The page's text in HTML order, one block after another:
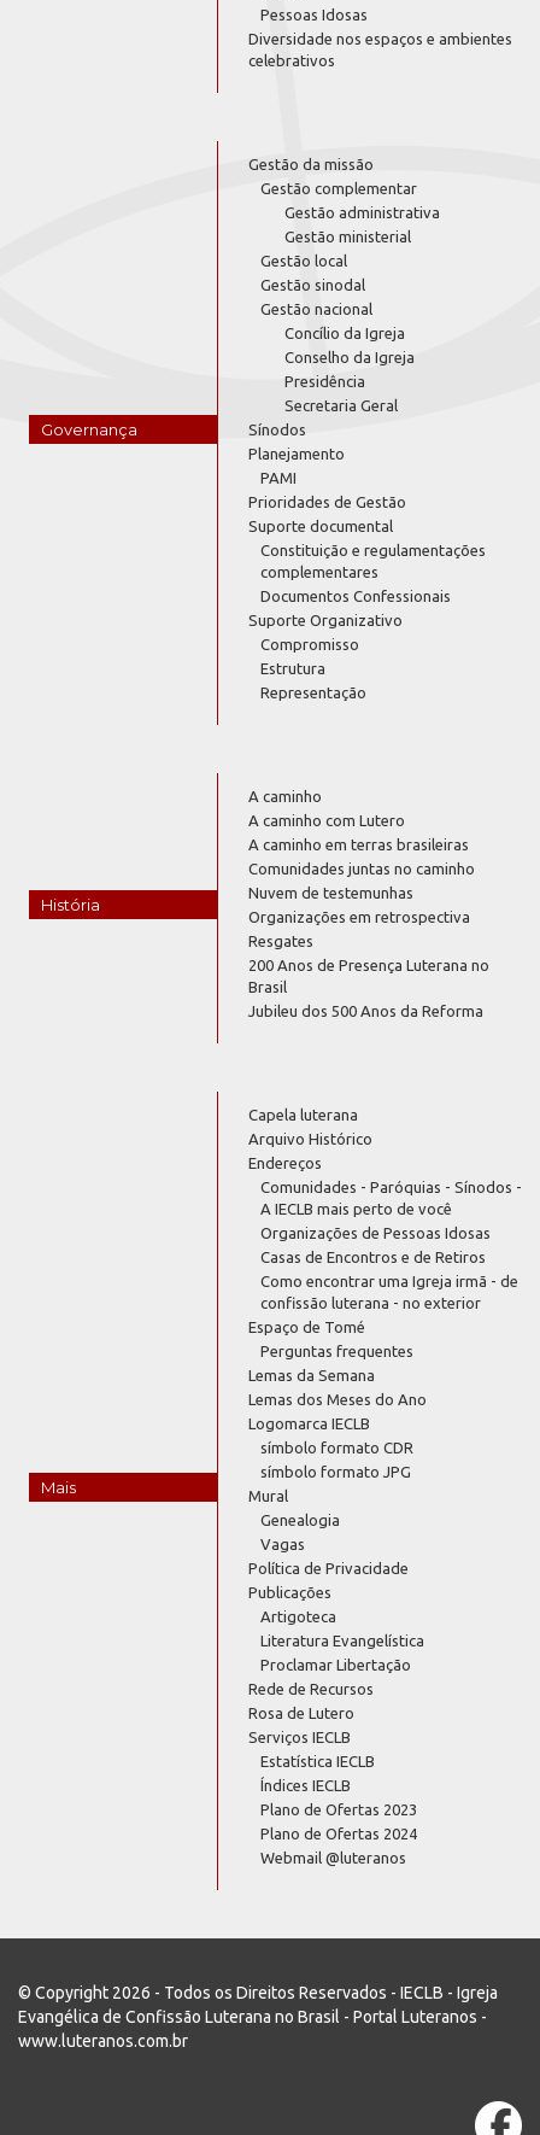
Pessoas Idosas
Diversidade nos espaços e ambientes
celebrativos
Governança
Gestão da missão
Gestão complementar
Gestão administrativa
Gestão ministerial
Gestão local
Gestão sinodal
Gestão nacional
Concílio da Igreja
Conselho da Igreja
Presidência
Secretaria Geral
Sínodos
Planejamento
PAMI
Prioridades de Gestão
Suporte documental
Constituição e regulamentações
complementares
Documentos Confessionais
Suporte Organizativo
Compromisso
Estrutura
Representação
História
A caminho
A caminho com Lutero
A caminho em terras brasileiras
Comunidades juntas no caminho
Nuvem de testemunhas
Organizações em retrospectiva
Resgates
200 Anos de Presença Luterana no
Brasil
Jubileu dos 500 Anos da Reforma
Mais
Capela luterana
Arquivo Histórico
Endereços
Comunidades - Paróquias - Sínodos -
A IECLB mais perto de você
Organizações de Pessoas Idosas
Casas de Encontros e de Retiros
Como encontrar uma Igreja irmã - de
confissão luterana - no exterior
Espaço de Tomé
Perguntas frequentes
Lemas da Semana
Lemas dos Meses do Ano
Logomarca IECLB
símbolo formato CDR
símbolo formato JPG
Mural
Genealogia
Vagas
Política de Privacidade
Publicações
Artigoteca
Literatura Evangelística
Proclamar Libertação
Rede de Recursos
Rosa de Lutero
Serviços IECLB
Estatística IECLB
Índices IECLB
Plano de Ofertas 2023
Plano de Ofertas 2024
Webmail @luteranos
© Copyright 2026 - Todos os Direitos Reservados - IECLB - Igreja
Evangélica de Confissão Luterana no Brasil - Portal Luteranos -
www.luteranos.com.br